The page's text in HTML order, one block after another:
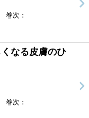
巻次：
なる皮膚のひ
巻次：